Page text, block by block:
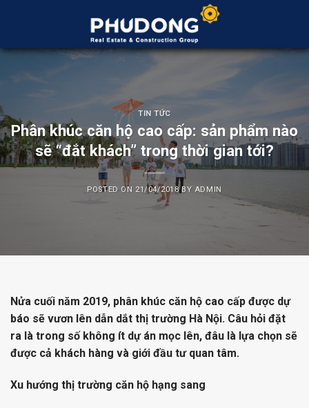
TIN TỨC
Phân khúc căn hộ cao cấp: sản phẩm nào
sẽ “đắt khách” trong thời gian tới?
POSTED ON 21/04/2018BY ADMIN
Nửa cuối năm 2019, phân khúc căn hộ cao cấp được dự
báo sẽ vươn lên dẫn dắt thị trường Hà Nội. Câu hỏi đặt
ra là trong số không ít dự án mọc lên, đâu là lựa chọn sẽ
được cả khách hàng và giới đầu tư quan tâm.
Xu hướng thị trường căn hộ hạng sang